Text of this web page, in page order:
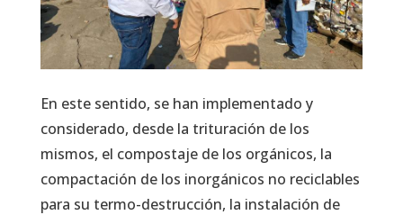
En este sentido, se han implementado y
considerado, desde la trituración de los
mismos, el compostaje de los orgánicos, la
compactación de los inorgánicos no reciclables
para su termo-destrucción, la instalación de